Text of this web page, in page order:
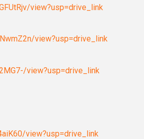
view?usp=drive_link
view?usp=drive_link
view?usp=drive_link
view?usp=drive_link